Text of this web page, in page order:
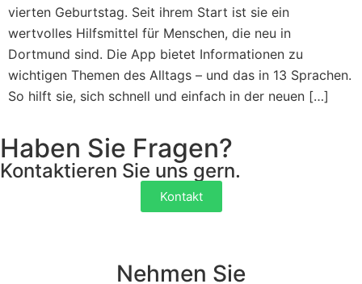
vierten Geburtstag. Seit ihrem Start ist sie ein
wertvolles Hilfsmittel für Menschen, die neu in
Dortmund sind. Die App bietet Informationen zu
wichtigen Themen des Alltags – und das in 13 Sprachen.
So hilft sie, sich schnell und einfach in der neuen […]
Haben Sie Fragen?
Kontaktieren Sie uns gern.
Kontakt
Nehmen Sie